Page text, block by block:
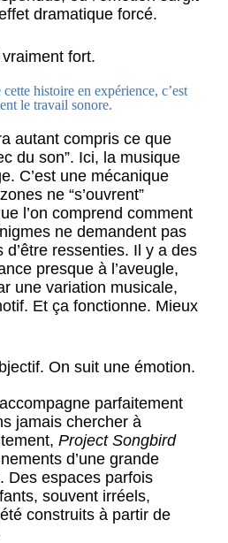
dramatique forcé.
vraiment fort.
histoire en expérience, c’est
le travail sonore.
autant compris ce que
du son”. Ici, la musique
C’est une mécanique
ne “s’ouvrent”
l’on comprend comment
ne demandent pas
d’être ressenties. Il y a des
presque à l’aveugle,
une variation musicale,
Et ça fonctionne. Mieux
On suit une émotion.
parfaitement
jamais chercher à
Project Songbird
d’une grande
Des espaces parfois
souvent irréels,
construits à partir de